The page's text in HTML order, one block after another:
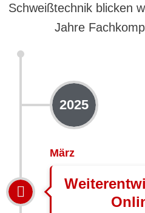
Schweißtechnik blicken
Jahre
2025
März